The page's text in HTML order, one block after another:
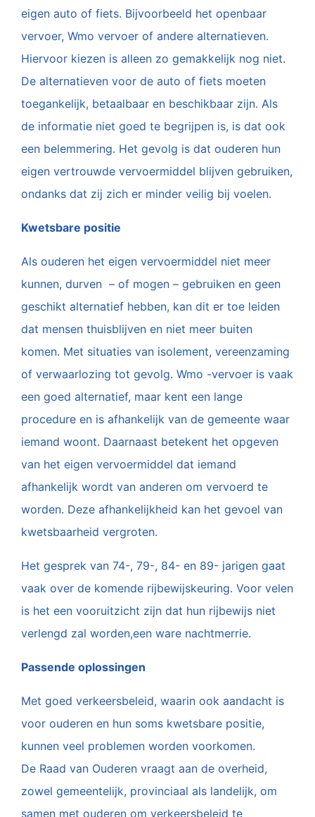
eigen auto of fiets. Bijvoorbeeld het openbaar
vervoer, Wmo vervoer of andere alternatieven.
Hiervoor kiezen is alleen zo gemakkelijk nog niet.
De alternatieven voor de auto of fiets moeten
toegankelijk, betaalbaar en beschikbaar zijn. Als
de informatie niet goed te begrijpen is, is dat ook
een belemmering. Het gevolg is dat ouderen hun
eigen vertrouwde vervoermiddel blijven gebruiken,
ondanks dat zij zich er minder veilig bij voelen.
Kwetsbare positie
Als ouderen het eigen vervoermiddel niet meer
kunnen, durven – of mogen – gebruiken en geen
geschikt alternatief hebben, kan dit er toe leiden
dat mensen thuisblijven en niet meer buiten
komen. Met situaties van isolement, vereenzaming
of verwaarlozing tot gevolg. Wmo -vervoer is vaak
een goed alternatief, maar kent een lange
procedure en is afhankelijk van de gemeente waar
iemand woont. Daarnaast betekent het opgeven
van het eigen vervoermiddel dat iemand
afhankelijk wordt van anderen om vervoerd te
worden. Deze afhankelijkheid kan het gevoel van
kwetsbaarheid vergroten.
Het gesprek van 74-, 79-, 84- en 89- jarigen gaat
vaak over de komende rijbewijskeuring. Voor velen
is het een vooruitzicht zijn dat hun rijbewijs niet
verlengd zal worden,een ware nachtmerrie.
Passende oplossingen
Met goed verkeersbeleid, waarin ook aandacht is
voor ouderen en hun soms kwetsbare positie,
kunnen veel problemen worden voorkomen.
De Raad van Ouderen vraagt aan de overheid,
zowel gemeentelijk, provinciaal als landelijk, om
samen met ouderen om verkeersbeleid te